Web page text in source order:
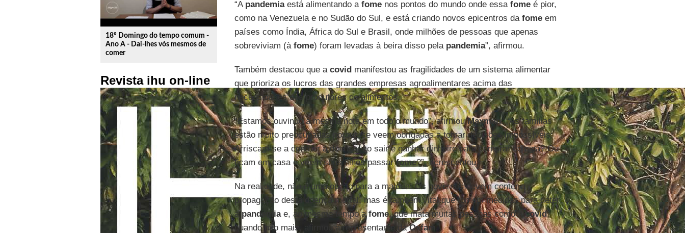
18º Domingo do tempo comum -
Ano A - Dai-lhes vós mesmos de
comer
Revista ihu on-line
“A pandemiaestá alimentando a fomenos pontos do mundo onde essa fomeé pior,
como na Venezuela e no Sudão do Sul, e está criando novos epicentros da fomeem
países como Índia, África do Sul e Brasil, onde milhões de pessoas que apenas
sobreviviam (à fome) foram levadas à beira disso pela pandemia”, afirmou.
Também destacou que a covidmanifestou as fragilidades de um sistema alimentar
que prioriza os lucros das grandes empresas agroalimentares acima das
necessidades dos produtores de alimentos.
“Estamos ouvindo a mesma nota em todo o mundo”, afirmouMaxman. “As famílias
estão muito preocupadas porque se veem obrigadas a tomar decisões impossíveis:
Arriscam-se a contrair a doença, ao sair e ganhar dinheiro para comprar comida? Ou
ficam em casa e veem seus filhos passarfome?”, acrescentou.
Na realidade, não é uma opção para a maioria. Os governos devem conter a
propagação desta doença mortal, mas é também vital que tomem medidas para deter
apandemiae, ao mesmo tempo afome, que mata muitas pessoas como acovid,
quando não mais, afirmou a representante daOxfam